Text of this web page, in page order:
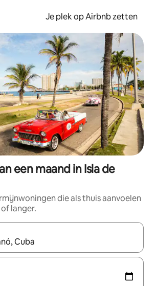
Je plek op Airbnb zetten
een maand in Isla de
die als thuis aanvoelen
langer.
beschikbaar zijn, maak je een keuze